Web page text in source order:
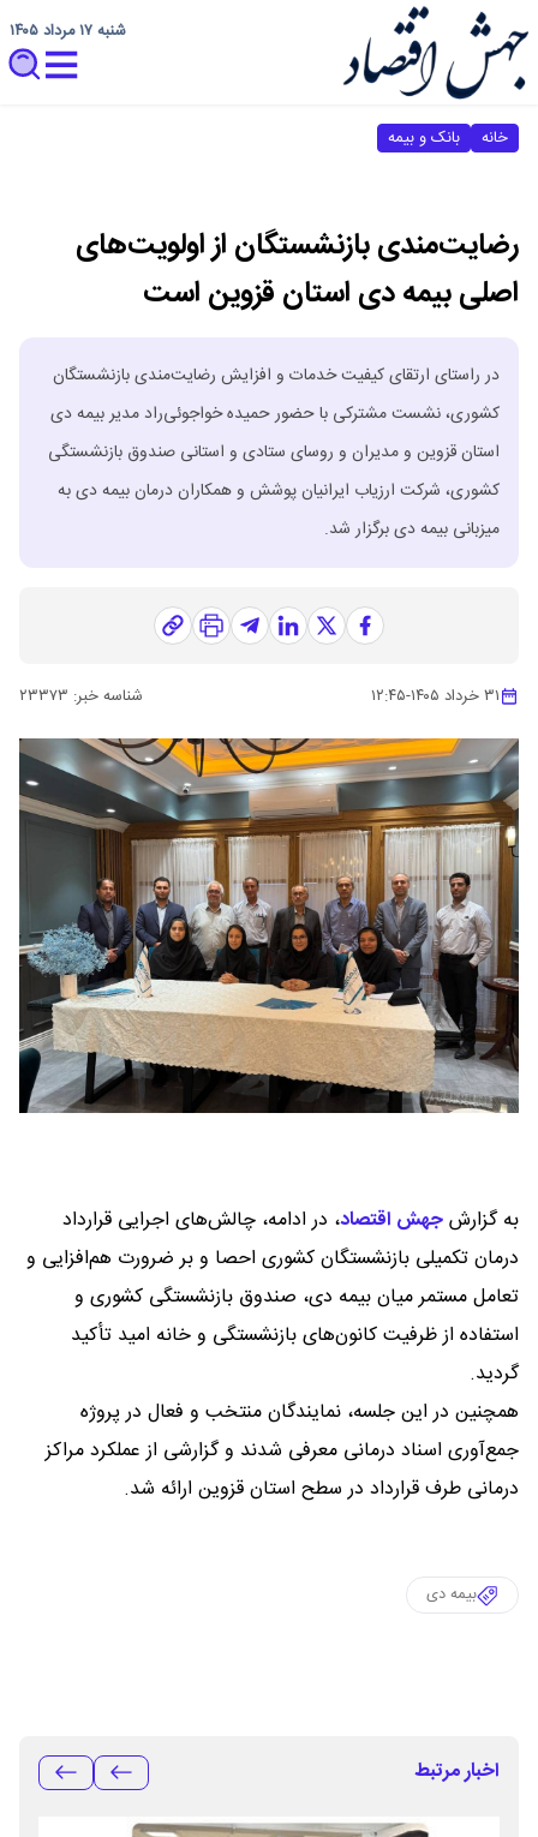
شنبه ۱۷ مرداد ۱۴۰۵
خانه بانک و بیمه
رضایت‌مندی بازنشستگان از اولویت‌های
اصلی بیمه دی استان قزوین است
در راستای ارتقای کیفیت خدمات و افزایش رضایت‌مندی بازنشستگان
کشوری، نشست مشترکی با حضور حمیده خواجوئی‌راد مدیر بیمه دی
استان قزوین و مدیران و روسای ستادی و استانی صندوق بازنشستگی
کشوری، شرکت ارزیاب ایرانیان پوشش و همکاران درمان بیمه دی به
میزبانی بیمه دی برگزار شد.
۳۱ خرداد ۱۴۰۵ -۱۲:۴۵ شناسه خبر: ۲۳۳۷۳
به گزارشجهش اقتصاد، در ادامه، چالش‌های اجرایی قرارداد
درمان تکمیلی بازنشستگان کشوری احصا و بر ضرورت هم‌افزایی و
تعامل مستمر میان بیمه دی، صندوق بازنشستگی کشوری و
استفاده از ظرفیت کانون‌های بازنشستگی و خانه امید تأکید
گردید.
همچنین در این جلسه، نمایندگان منتخب و فعال در پروژه
جمع‌آوری اسناد درمانی معرفی شدند و گزارشی از عملکرد مراکز
درمانی طرف قرارداد در سطح استان قزوین ارائه شد.
بیمه دی
اخبار مرتبط